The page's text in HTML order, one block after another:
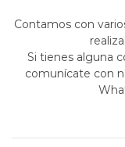
Contamos con
Si tienes alguna
comunícate con